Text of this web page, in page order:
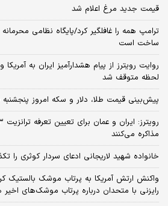
قیمت جدید مرغ اعلام شد
ترامپ همه را غافلگیر کرد/پایگاه نظامی
ساخت است
روایت رویترز از پیام هشدارآمیز ایران به
لحظه متوقف شد
پیش‌بینی قیمت طلا، دلار و سکه امروز پنجشنبه ۱۵ مرداد ۱۴۰۵
مذاکره می‌کنند
خانواده شهید لاریجانی ادعای سردار کوثری را
واکنش ارتش آمریکا به پرتاب موشک بالستیک
رایزنی با متحدان درباره پرتاب موشک‌های